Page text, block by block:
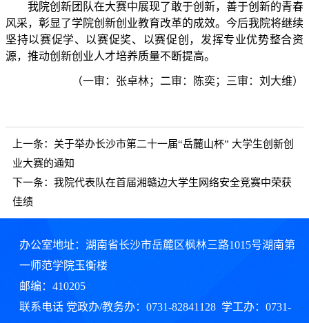
我院创新团队在大赛中展现了敢于创新，善于创新的青春
风采，彰显了学院创新创业教育改革的成效。今后我院将继续
坚持以赛促学、以赛促奖、以赛促创，发挥专业优势整合资
源，推动创新创业人才培养质量不断提高。
（一审：张卓林；二审：陈奕；三审：刘大维）
上一条： 关于举办长沙市第二十一届“岳麓山杯” 大学生创新创
业大赛的通知
下一条： 我院代表队在首届湘赣边大学生网络安全竞赛中荣获
佳绩
办公室地址：湖南省长沙市岳麓区枫林三路1015号湖南第
一师范学院玉衡楼
邮编：410205
联系电话 党政办/教务办：0731-82841128 学工办：0731-